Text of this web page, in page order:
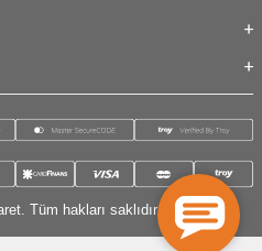
Tüm hakları saklıdır.